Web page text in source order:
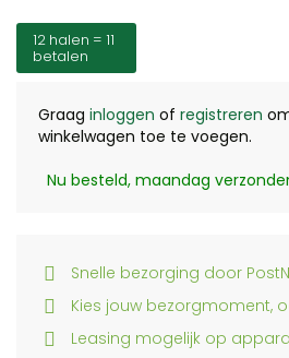
12 halen = 11
betalen
Graag inloggen of registreren
winkelwagen toe te voegen.
Nu besteld, maandag
Snelle bezorging door
Kies jouw bezorgmoment,
Leasing mogelijk op